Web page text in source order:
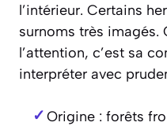
l’intérieur. Certains
surnoms très
l’attention, c’est sa
interpréter avec
Origine : forêts